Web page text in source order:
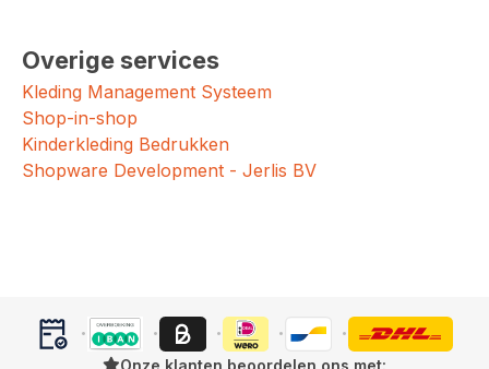
Overige services
Kleding Management Systeem
Shop-in-shop
Kinderkleding Bedrukken
Shopware Development - Jerlis BV
Onze klanten beoordelen ons met: